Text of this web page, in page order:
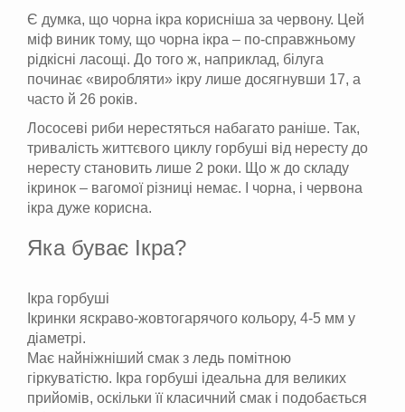
Є думка, що чорна ікра корисніша за червону. Цей
міф виник тому, що чорна ікра – по-справжньому
рідкісні ласощі. До того ж, наприклад, білуга
починає «виробляти» ікру лише досягнувши 17, а
часто й 26 років.
Лососеві риби нерестяться набагато раніше. Так,
тривалість життєвого циклу горбуші від нересту до
нересту становить лише 2 роки. Що ж до складу
ікринок – вагомої різниці немає. І чорна, і червона
ікра дуже корисна.
Яка буває Ікра?
Ікра горбуші
Ікринки яскраво-жовтогарячого кольору, 4-5 мм у
діаметрі.
Має найніжніший смак з ледь помітною
гіркуватістю. Ікра горбуші ідеальна для великих
прийомів, оскільки її класичний смак і подобається